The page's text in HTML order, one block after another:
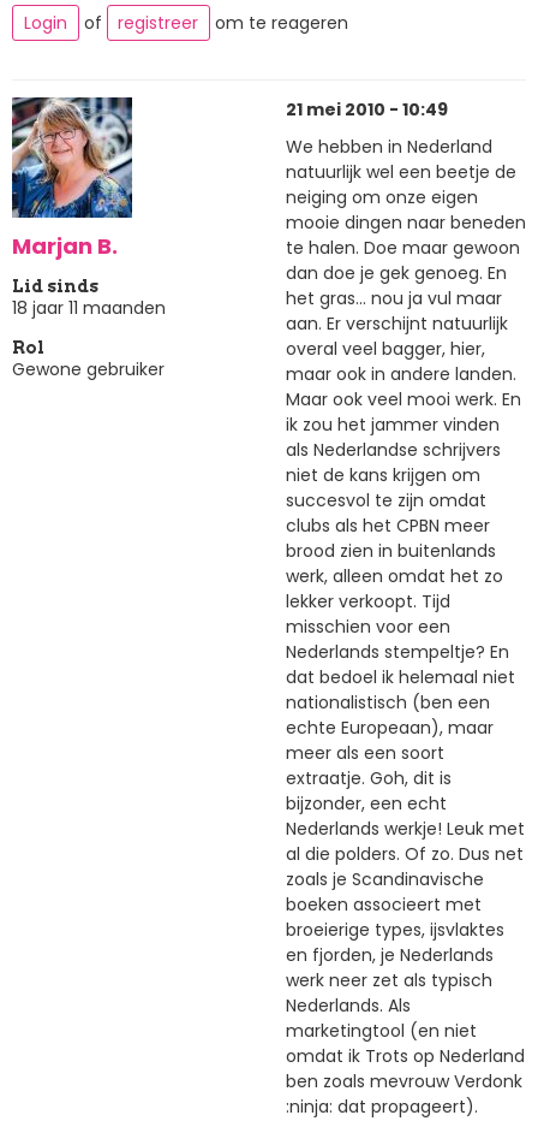
Login
of registreer om te reageren
Marjan B.
Lid sinds
18 jaar 11 maanden
Rol
Gewone gebruiker
21 mei 2010 - 10:49
We hebben in Nederland
natuurlijk wel een beetje de
neiging om onze eigen
mooie dingen naar beneden
te halen. Doe maar gewoon
dan doe je gek genoeg. En
het gras... nou ja vul maar
aan. Er verschijnt natuurlijk
overal veel bagger, hier,
maar ook in andere landen.
Maar ook veel mooi werk. En
ik zou het jammer vinden
als Nederlandse schrijvers
niet de kans krijgen om
succesvol te zijn omdat
clubs als het CPBN meer
brood zien in buitenlands
werk, alleen omdat het zo
lekker verkoopt. Tijd
misschien voor een
Nederlands stempeltje? En
dat bedoel ik helemaal niet
nationalistisch (ben een
echte Europeaan), maar
meer als een soort
extraatje. Goh, dit is
bijzonder, een echt
Nederlands werkje! Leuk met
al die polders. Of zo. Dus net
zoals je Scandinavische
boeken associeert met
broeierige types, ijsvlaktes
en fjorden, je Nederlands
werk neer zet als typisch
Nederlands. Als
marketingtool (en niet
omdat ik Trots op Nederland
ben zoals mevrouw Verdonk
:ninja: dat propageert).